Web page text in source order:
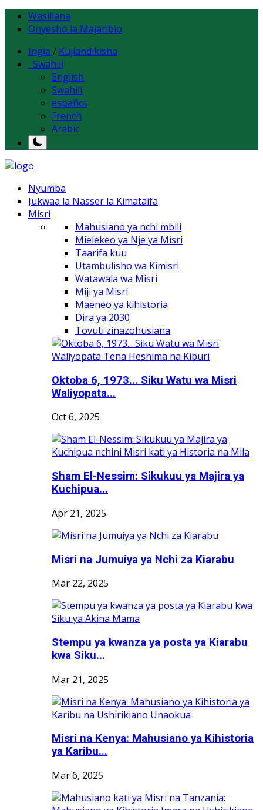
Wasiliana
Onyesho la Majaribio
Ingia / Kujiandikisha
Swahili
English
Swahili
español
French
Arabic
Nyumba
Jukwaa la Nasser la Kimataifa
Misri
Mahusiano ya nchi mbili
Mielekeo ya Nje ya Misri
Taarifa kuu
Utambulisho wa Kimisri
Watawala wa Misri
Miji ya Misri
Maeneo ya kihistoria
Dira ya 2030
Tovuti zinazohusiana
Oktoba 6, 1973... Siku Watu wa Misri
Waliyopata...
Oct 6, 2025
Sham El-Nessim: Sikukuu ya Majira ya
Kuchipua...
Apr 21, 2025
Misri na Jumuiya ya Nchi za Kiarabu
Mar 22, 2025
Stempu ya kwanza ya posta ya Kiarabu
kwa Siku...
Mar 21, 2025
Misri na Kenya: Mahusiano ya Kihistoria
ya Karibu...
Mar 6, 2025